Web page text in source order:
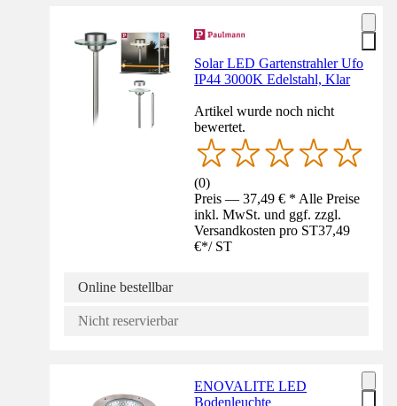
Solar LED Gartenstrahler Ufo
IP44 3000K Edelstahl, Klar
Artikel wurde noch nicht
bewertet.
(0)
Preis — 37,49 € * Alle Preise
inkl. MwSt. und ggf. zzgl.
Versandkosten pro ST37,49
€*/ ST
Online bestellbar
Nicht reservierbar
ENOVALITE LED
Bodenleuchte